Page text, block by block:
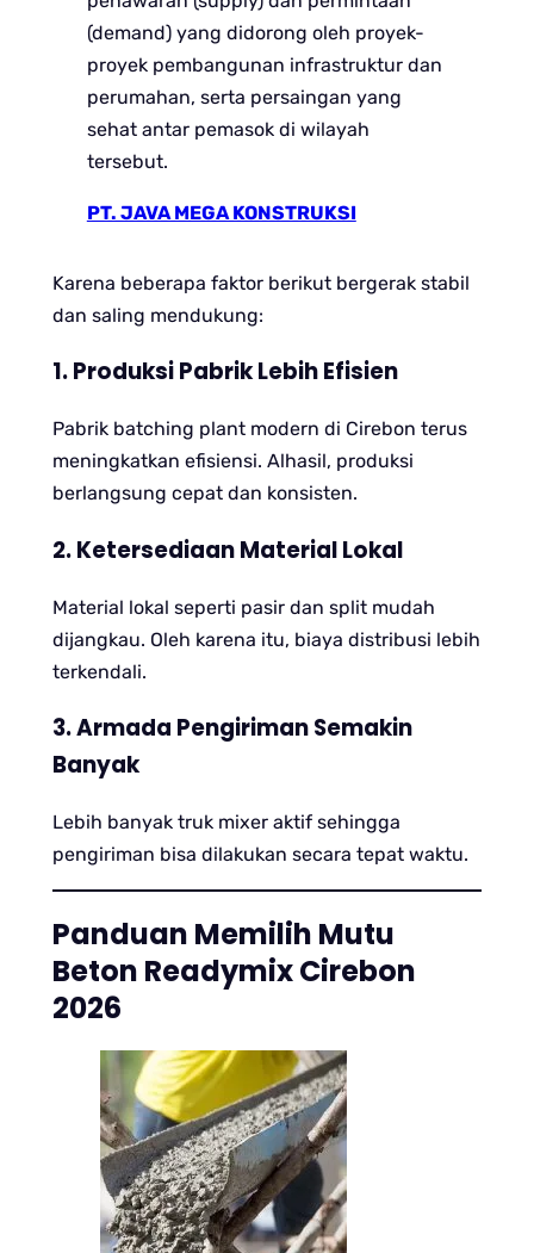
(demand) yang didorong oleh proyek-
proyek pembangunan infrastruktur dan
perumahan, serta persaingan yang
sehat antar pemasok di wilayah
tersebut.
PT. JAVA MEGA KONSTRUKSI
Karena beberapa faktor berikut bergerak stabil
dan saling mendukung:
1. Produksi Pabrik Lebih Efisien
Pabrik batching plant modern di Cirebon terus
meningkatkan efisiensi. Alhasil, produksi
berlangsung cepat dan konsisten.
2. Ketersediaan Material Lokal
Material lokal seperti pasir dan split mudah
dijangkau. Oleh karena itu, biaya distribusi lebih
terkendali.
3. Armada Pengiriman Semakin
Banyak
Lebih banyak truk mixer aktif sehingga
pengiriman bisa dilakukan secara tepat waktu.
Panduan Memilih Mutu
Beton Readymix Cirebon
2026